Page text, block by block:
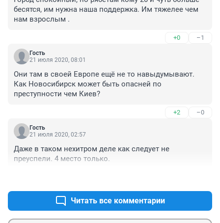
бесятся, им нужна наша поддержка. Им тяжелее чем
нам взрослым .
+0 –1
Гость
21 июля 2020, 08:01
Они там в своей Европе ещё не то навыдумывают.
Как Новосибирск может быть опасней по
преступности чем Киев?
+2 –0
Гость
21 июля 2020, 02:57
Даже в таком нехитром деле как следует не
преуспели. 4 место только.
Читать все комментарии